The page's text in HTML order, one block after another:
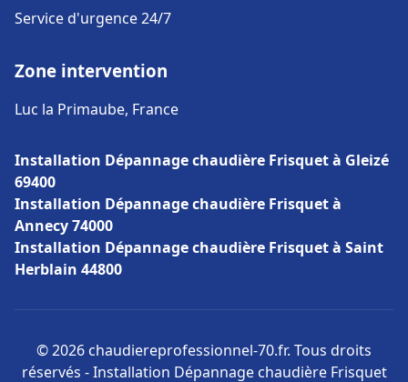
Service d'urgence 24/7
Zone intervention
Luc la Primaube, France
Installation Dépannage chaudière Frisquet à Gleizé
69400
Installation Dépannage chaudière Frisquet à
Annecy 74000
Installation Dépannage chaudière Frisquet à Saint
Herblain 44800
© 2026 chaudiereprofessionnel-70.fr. Tous droits
réservés - Installation Dépannage chaudière Frisquet